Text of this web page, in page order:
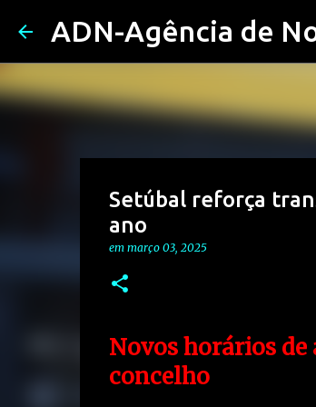
ADN-Agência de
Setúbal reforça
ano
em março 03, 2025
Novos horários
concelho